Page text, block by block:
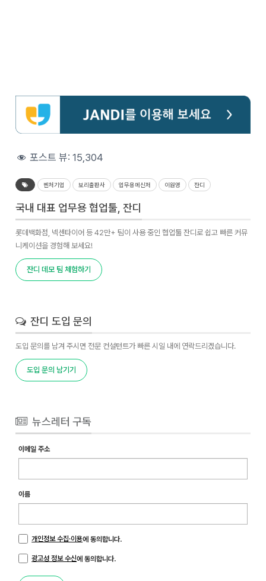
포스트 뷰:15,304
벤처기업 보리출판사 업무용메신저 이원영 잔디
국내 대표 업무용 협업툴, 잔디
롯데백화점, 넥센타이어 등 42만+ 팀이 사용 중인 협업툴 잔디로 쉽고 빠른 커뮤
니케이션을 경험해 보세요!
잔디 데모 팀 체험하기
잔디 도입 문의
도입 문의를 남겨 주시면 전문 컨설턴트가 빠른 시일 내에 연락드리겠습니다.
도입 문의 남기기
뉴스레터 구독
이메일 주소
이름
개인정보 수집·이용에 동의합니다.
광고성 정보 수신에 동의합니다.